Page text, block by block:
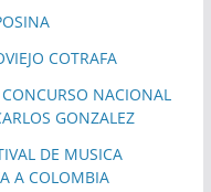
COTRAFA
NACIONAL
GONZALEZ
DE MUSICA
A COLOMBIA